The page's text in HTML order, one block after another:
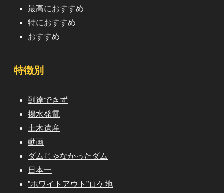
最高におすすめ
特におすすめ
おすすめ
特徴別
到達できず
揚水発電
土木遺産
動画
ダムじゃなかったダム
日本一
”ホワイトアウト”ロケ地